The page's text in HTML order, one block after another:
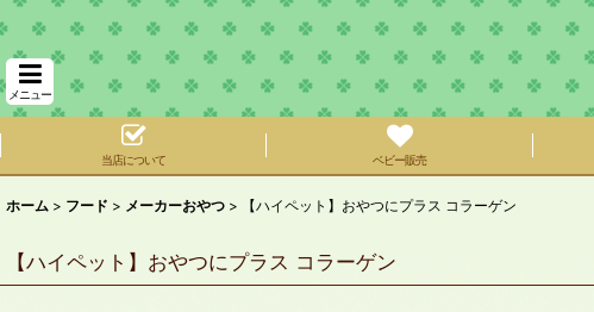
メニュー
当店について ベビー販売
ホーム > フード > メーカーおやつ > 【ハイペット】おやつにプラス コラーゲン
【ハイペット】おやつにプラス コラーゲン